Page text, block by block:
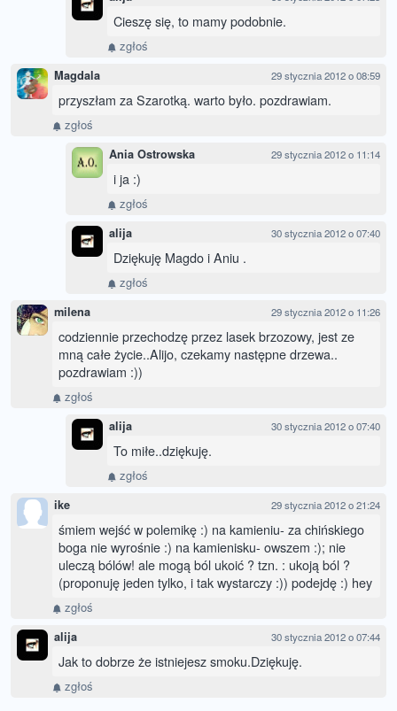
Cieszę się, to mamy podobnie.
zgłoś
Magdala 29 stycznia 2012 o 08:59
przyszłam za Szarotką. warto było. pozdrawiam.
zgłoś
Ania Ostrowska 29 stycznia 2012 o 11:14
i ja :)
zgłoś
alija 30 stycznia 2012 o 07:40
Dziękuję Magdo i Aniu .
zgłoś
milena 29 stycznia 2012 o 11:26
codziennie przechodzę przez lasek brzozowy, jest ze
mną całe życie..Alijo, czekamy następne drzewa..
pozdrawiam :))
zgłoś
alija 30 stycznia 2012 o 07:40
To miłe..dziękuję.
zgłoś
ike 29 stycznia 2012 o 21:24
śmiem wejść w polemikę :) na kamieniu- za chińskiego
boga nie wyrośnie :) na kamienisku- owszem :); nie
uleczą bólów! ale mogą ból ukoić ? tzn. : ukoją ból ?
(proponuję jeden tylko, i tak wystarczy :)) podejdę :) hey
zgłoś
alija 30 stycznia 2012 o 07:44
Jak to dobrze że istniejesz smoku.Dziękuję.
zgłoś